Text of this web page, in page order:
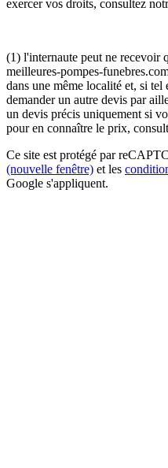
exercer vos droits, consultez
(1) l'internaute peut ne recevoir
meilleures-pompes-
dans une même localité et, si tel
demander un autre devis par
un devis précis uniquement si
pour en connaître le prix,
Ce site est protégé par
(nouvelle fenêtre) et les
Google s'appliquent.